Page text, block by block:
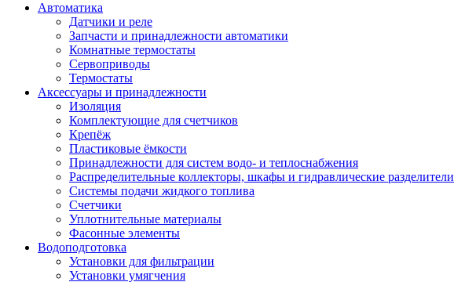
Автоматика
Датчики и реле
Запчасти и принадлежности автоматики
Комнатные термостаты
Сервоприводы
Термостаты
Аксессуары и принадлежности
Изоляция
Комплектующие для счетчиков
Крепёж
Пластиковые ёмкости
Принадлежности для систем водо- и теплоснабжения
Распределительные коллекторы, шкафы и гидравлические разделители
Системы подачи жидкого топлива
Счетчики
Уплотнительные материалы
Фасонные элементы
Водоподготовка
Установки для фильтрации
Установки умягчения